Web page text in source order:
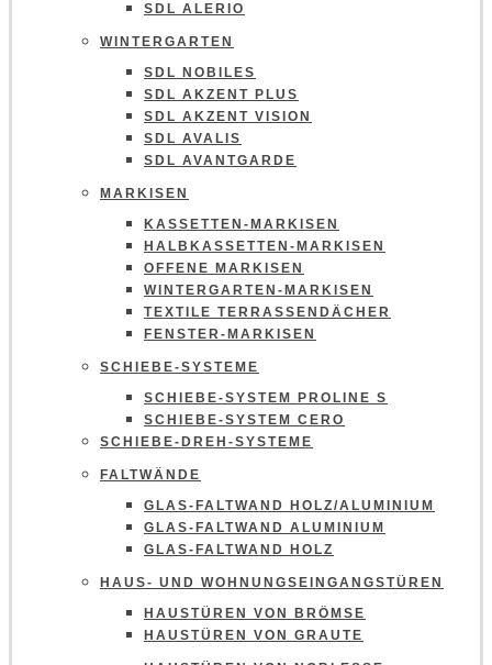
SDL ALERIO
WINTERGARTEN
SDL NOBILES
SDL AKZENT PLUS
SDL AKZENT VISION
SDL AVALIS
SDL AVANTGARDE
MARKISEN
KASSETTEN-MARKISEN
HALBKASSETTEN-MARKISEN
OFFENE MARKISEN
WINTERGARTEN-MARKISEN
TEXTILE TERRASSENDÄCHER
FENSTER-MARKISEN
SCHIEBE-SYSTEME
SCHIEBE-SYSTEM PROLINE S
SCHIEBE-SYSTEM CERO
SCHIEBE-DREH-SYSTEME
FALTWÄNDE
GLAS-FALTWAND HOLZ/ALUMINIUM
GLAS-FALTWAND ALUMINIUM
GLAS-FALTWAND HOLZ
HAUS- UND WOHNUNGSEINGANGSTÜREN
HAUSTÜREN VON BRÖMSE
HAUSTÜREN VON GRAUTE